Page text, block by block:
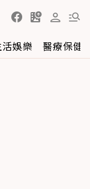
活娛樂 醫療保健